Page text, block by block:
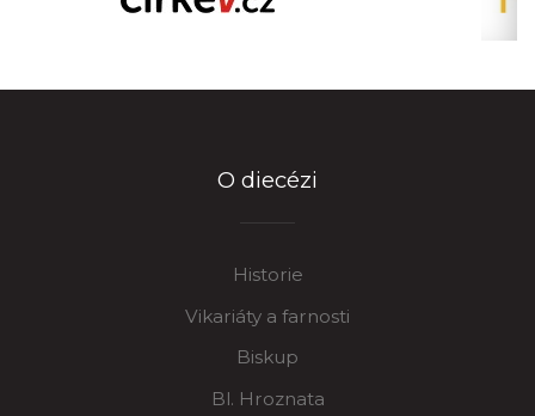
O diecézi
Historie
Vikariáty a farnosti
Biskup
Bl. Hroznata